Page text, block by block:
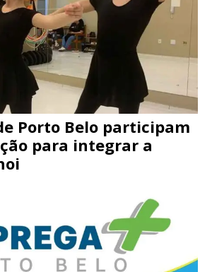
Porto Belo participam
para integrar a